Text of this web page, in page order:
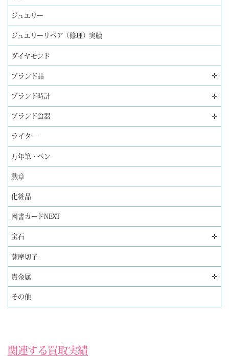
ジュエリー
ジュエリーリペア（修理）実績
ダイヤモンド
ブランド品 ✛
ブランド時計 ✛
ブランド食器 ✛
ライター
万年筆・ペン
勲章
化粧品
図書カードNEXT
宝石 ✛
薩摩切子
貴金属 ✛
その他
関連する買取実績